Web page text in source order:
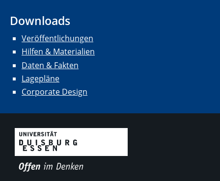
Downloads
Veröffentlichungen
Hilfen & Materialien
Daten & Fakten
Lagepläne
Corporate Design